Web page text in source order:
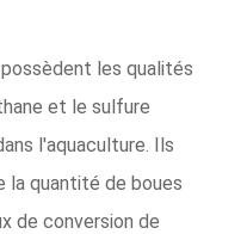
les qualités
et le sulfure
l'aquaculture. Ils
la quantité de boues
de conversion de